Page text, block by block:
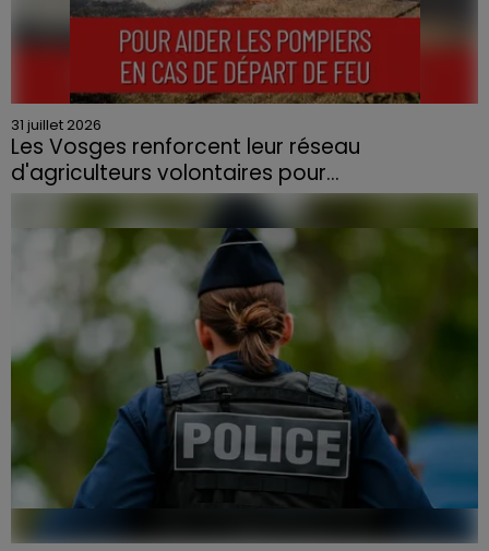
31 juillet 2026
Les Vosges renforcent leur réseau
d'agriculteurs volontaires pour...
Face à la sécheresse et aux risques de départs de feu,
la Chambre d'agriculture des Vosges a lancé un appel
aux agriculteurs volontaires pour venir en aide...